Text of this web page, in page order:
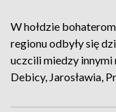
W hołdzie
regionu odbyły się
uczcili miedzy
Debicy, Jarosławia,